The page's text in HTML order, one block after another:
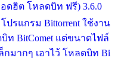
อดฮิต โหลดบิท ฟรี) 3.6.0
ปรแกรม Bittorrent ใช้งาน
ท BitComet แต่ขนาดไฟล์
กมากๆ เอาไว้ โหลดบิท Bi